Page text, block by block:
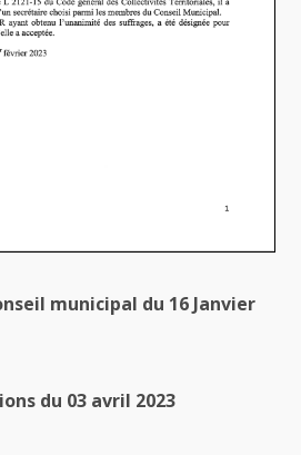
municipal du 16 Janvier
du 03 avril 2023